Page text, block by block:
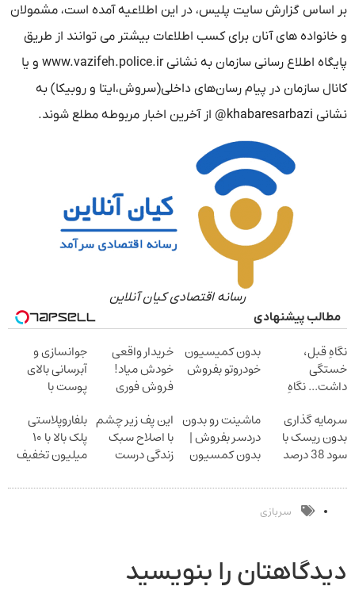
بر اساس گزارش سایت پلیس، در این اطلاعیه آمده است، مشمولان
و خانواده های آنان برای کسب اطلاعات بیشتر می توانند از طریق
پایگاه اطلاع رسانی سازمان به نشانی www.vazifeh.police.ir و یا
کانال سازمان در پیام رسان‌های داخلی(سروش،ایتا و روبیکا) به
نشانی khabaresarbazi@ از آخرین اخبار مربوطه مطلع شوند.
رسانه اقتصادی کیان آنلاین
مطالب پیشنهادی
نگاهِ قبل،
خستگی
داشت... نگاهِ
بلفا با 25%
تخفیف
بدون کمیسیون
خودروتو بفروش
خریدار واقعی
خودش میاد!
فروش فوری
مکانیک
جوانسازی و
آبرسانی بالای
پوست با
سرمایه گذاری
بدون ریسک با
سود 38 درصد
ماشینت رو بدون
دردسر بفروش |
بدون کمسیون
این پف زیر چشم
با اصلاح سبک
زندگی درست
مشاوره رایگان
بلفاروپلاستی
پلک بالا با ۱۰
میلیون تخفیف
سربازی
دیدگاهتان را بنویسید